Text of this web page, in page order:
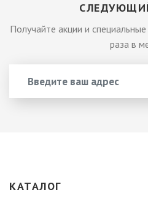
Получайте акции и
раза в
КАТАЛОГ